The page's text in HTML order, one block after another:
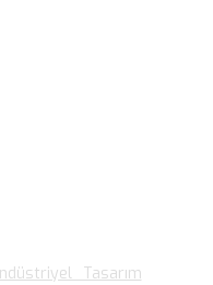
Tasarım